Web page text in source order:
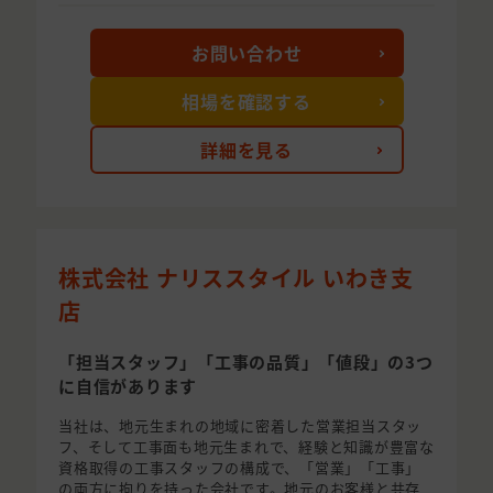
詳細を見る
お問い合わせ
相場を確認する
株式会社 ナリススタイル いわき支
店
「担当スタッフ」「工事の品質」「値段」の3つ
に自信があります
当社は、地元生まれの地域に密着した営業担当スタッ
フ、そして工事面も地元生まれで、経験と知識が豊富な
資格取得の工事スタッフの構成で、「営業」「工事」
の両方に拘りを持った会社です。地元のお客様と共存